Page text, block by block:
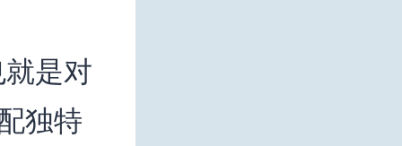
是对
独特